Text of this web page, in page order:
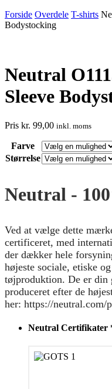
Forside Overdele T-shirts
Bodystocking
Neutral
Sleeve
Pris kr. 99,00 inkl. moms
Farve
Størrelse
Neutral -
Ved at vælge dette
certificeret, med
der dækker hele
højeste sociale, etiske
tøjproduktion. De er din
produceret efter de
her: https://neutral.com/
Neutral Certifikater